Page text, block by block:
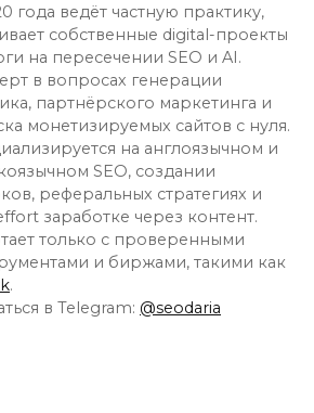
года ведёт частную практику,
собственные digital-проекты
на пересечении SEO и AI.
в вопросах генерации
партнёрского маркетинга и
монетизируемых сайтов с нуля.
на англоязычном и
SEO, создании
реферальных стратегиях и
заработке через контент.
только с проверенными
и биржами, такими как
.
в Telegram: @seodaria